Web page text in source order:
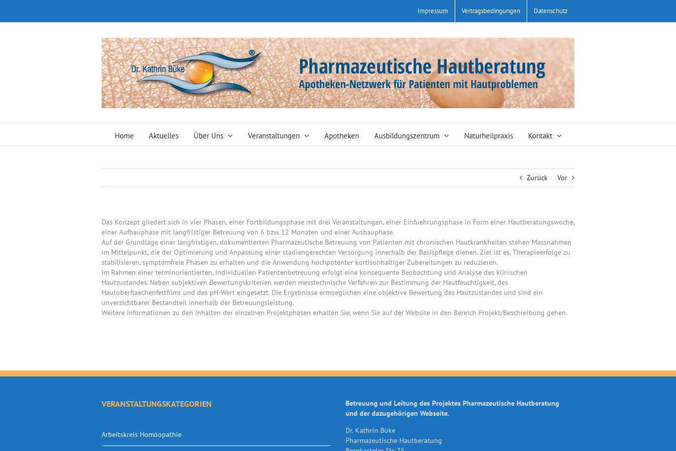
springen
Impressum Vertragsbedingungen Datenschutz
Home Aktuelles Über Uns Veranstaltungen Apotheken Ausbildungszentrum Naturheilpraxis Kontakt
Zurück Vor
Das Konzept gliedert sich in vier Phasen, einer Fortbildungsphase mit drei Veranstaltungen, einer Einfuehrungsphase in Form einer Hautberatungswoche,
einer Aufbauphase mit langfristiger Betreuung von 6 bzw. 12 Monaten und einer Ausbauphase.
Auf der Grundlage einer langfristigen, dokumentierten Pharmazeutische Betreuung von Patienten mit chronischen Hautkrankheiten stehen Massnahmen
im Mittelpunkt, die der Optimierung und Anpassung einer stadiengerechten Versorgung innerhalb der Basispflege dienen. Ziel ist es, Therapieerfolge zu
stabilisieren, symptomfreie Phasen zu erhalten und die Anwendung hochpotenter kortisonhaltiger Zubereitungen zu reduzieren.
Im Rahmen einer terminorientierten, individuellen Patientenbetreuung erfolgt eine konsequente Beobachtung und Analyse des klinischen
Hautzustandes. Neben subjektiven Bewertungskriterien werden messtechnische Verfahren zur Bestimmung der Hautfeuchtigkeit, des
Hautoberflaechenfettfilms und des pH-Wert eingesetzt. Die Ergebnisse ermoeglichen eine objektive Bewertung des Hautzustandes und sind ein
unverzichtbarer Bestandteil innerhalb der Betreuungsleistung.
Weitere Informationen zu den Inhalten der einzelnen Projektphasen erhalten Sie, wenn Sie auf der Website in den Bereich Projekt/Beschreibung gehen.
VERANSTALTUNGSKATEGORIEN
Arbeitskreis Homöopathie
Betreuung und Leitung des Projektes Pharmazeutische Hautberatung
und der dazugehörigen Webseite.
Dr. Kathrin Büke
Pharmazeutische Hautberatung